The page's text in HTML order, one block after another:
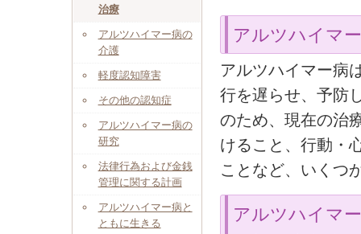
アルツハイマ
アルツハイマー病
行を遅らせ、予防
のため、現在の治
けること、行動・
ことなど、いくつ
アルツハイマ
治療
アルツハイマー病の
介護
軽度認知障害
その他の認知症
アルツハイマー病の
研究
法律行為および金銭
管理に関する計画
アルツハイマー病と
ともに生きる